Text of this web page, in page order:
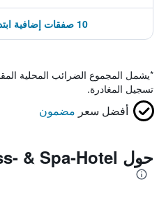
10 صفقات إضافية ابتداءً من 2,756 ﷼
*يشمل المجموع الضرائب المحلية
تسجيل المغادرة.
أفضل سعر مضمون
حول Beatus Wellness- & Spa-Hotel